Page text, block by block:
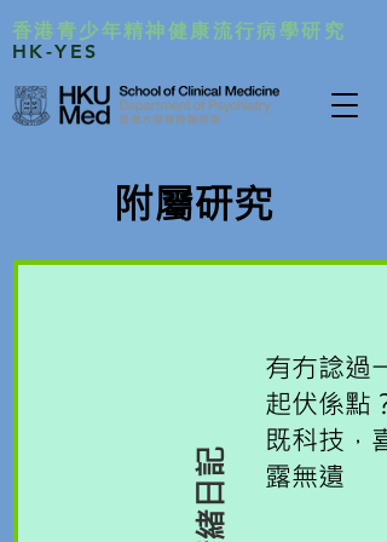
香港青少年精神健康流行病學研究
HK-YES
附屬研究​
有冇諗過
起伏係點
既科技，
露無遺